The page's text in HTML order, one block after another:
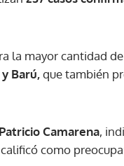
la mayor cantidad
Barú,que también
Patricio Camarena,
como